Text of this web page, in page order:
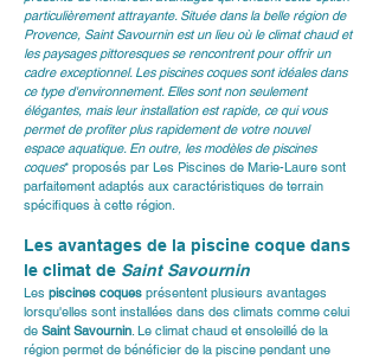
particulièrement attrayante. Située dans la belle région de
Provence, Saint Savournin est un lieu où le climat chaud et
les paysages pittoresques se rencontrent pour offrir un
cadre exceptionnel. Les piscines coques sont idéales dans
ce type d'environnement. Elles sont non seulement
élégantes, mais leur installation est rapide, ce qui vous
permet de profiter plus rapidement de votre nouvel
espace aquatique. En outre, les modèles de piscines
coques* proposés par Les Piscines de Marie-Laure sont
parfaitement adaptés aux caractéristiques de terrain
spécifiques à cette région.
Les avantages de la piscine coque dans
le climat de Saint Savournin
Les piscines coques présentent plusieurs avantages
lorsqu'elles sont installées dans des climats comme celui
de Saint Savournin. Le climat chaud et ensoleillé de la
région permet de bénéficier de la piscine pendant une